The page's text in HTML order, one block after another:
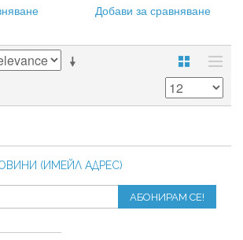
Добави за сравняване
(ИМЕЙЛ АДРЕС)
АБОНИРАМ СЕ!